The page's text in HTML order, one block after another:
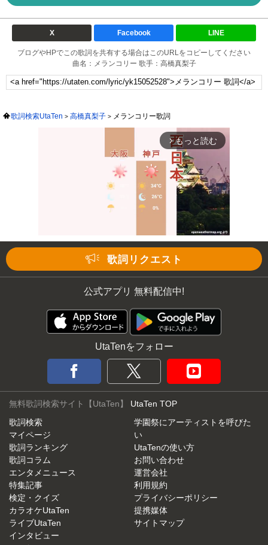
X Facebook LINE
ブログやHPでこの歌詞を共有する場合はこのURLをコピーしてください
曲名：メランコリー 歌手：高橋真梨子
歌詞検索UtaTen 高橋真梨子 メランコリー歌詞
arrow_forward_ios もっと読む
歌詞リクエスト
公式アプリ 無料配信中!
UtaTenをフォロー
無料歌詞検索サイト【UtaTen】 UtaTen TOP
歌詞検索
マイページ
歌詞ランキング
歌詞コラム
エンタメニュース
特集記事
検定・クイズ
カラオケUtaTen
ライブUtaTen
インタビュー
学園祭にアーティストを呼びた
い
UtaTenの使い方
お問い合わせ
運営会社
利用規約
プライバシーポリシー
提携媒体
サイトマップ